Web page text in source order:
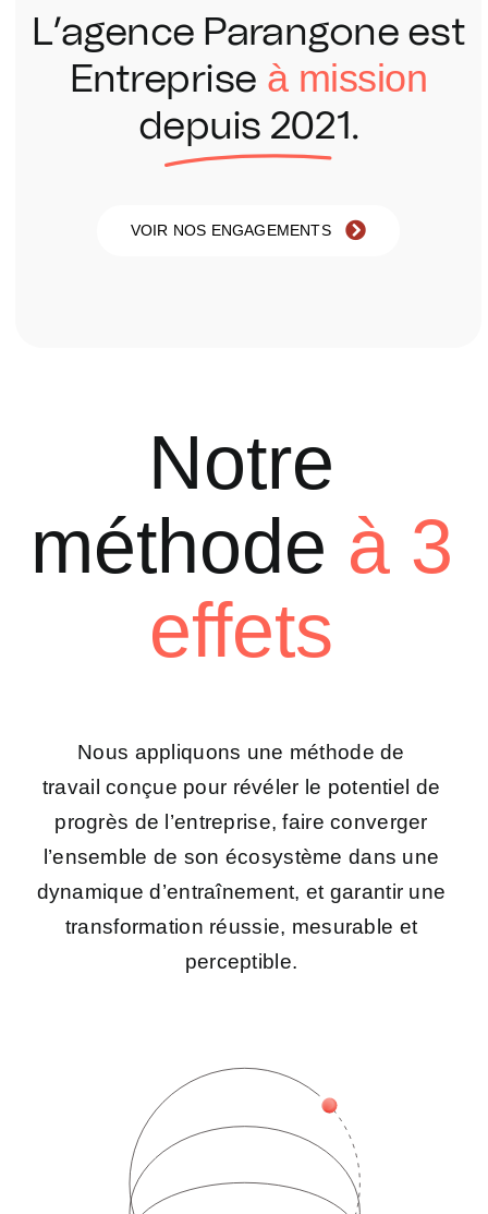
L’agence Parangone est
Entreprise àmission
depuis 2021.
VOIR NOS ENGAGEMENTS
Notre
méthode à 3
effets
Nous appliquons une méthode de
travailconçue pour révéler le potentiel de
progrès de l’entreprise, faire converger
l’ensemble de son écosystème dans une
dynamique d’entraînement, et garantir une
transformation réussie, mesurable et
perceptible.